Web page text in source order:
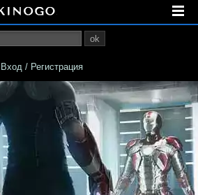
ok
Вход / Регистрация